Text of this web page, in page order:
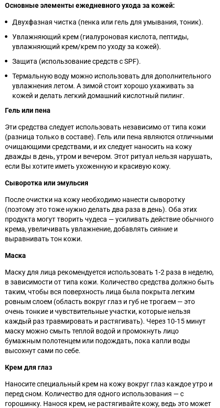
Основные элементы ежедневного ухода за кожей:
Двухфазная чистка (пенка или гель для умывания, тоник).
Увлажняющий крем (гиалуроновая кислота, пептиды,
увлажняющий крем/крем по уходу за кожей).
Защита (использование средств с SPF).
Термальную воду можно использовать для дополнительного
увлажнения летом. А зимой стоит хорошо ухаживать за
кожей и делать легкий домашний кислотный пилинг.
Гель или пена
Эти средства следует использовать независимо от типа кожи
(разница только в составе). Гель или пена являются отличными
очищающими средствами, и их следует наносить на кожу
дважды в день, утром и вечером. Этот ритуал нельзя нарушать,
если Вы хотите иметь ухоженную и красивую кожу.
Сыворотка или эмульсия
После очистки на кожу необходимо нанести сыворотку
(поэтому это тоже нужно делать два раза в день). Оба этих
продукта могут творить чудеса — усиливать действие обычного
крема, увеличивать увлажнение, добавлять сияние и
выравнивать тон кожи.
Маска
Маску для лица рекомендуется использовать 1-2 раза в неделю,
в зависимости от типа кожи. Количество средства должно быть
таким, чтобы вся поверхность лица была покрыта легким
ровным слоем (область вокруг глаз и губ не трогаем —это
очень тонкие и чувствительные участки, которые нельзя
каждый раз травмировать и растягивать). Через 10-15 минут
маску можно смыть теплой водой и промокнуть лицо
бумажным полотенцем или подождать, пока капли воды
высохнут сами по себе.
Крем для глаз
Наносите специальный крем на кожу вокруг глаз каждое утро и
перед сном. Количество для одного использования — с
горошинку. Нанося крем, не растягивайте кожу, ведь это может